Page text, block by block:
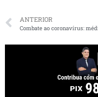
ANTERIOR